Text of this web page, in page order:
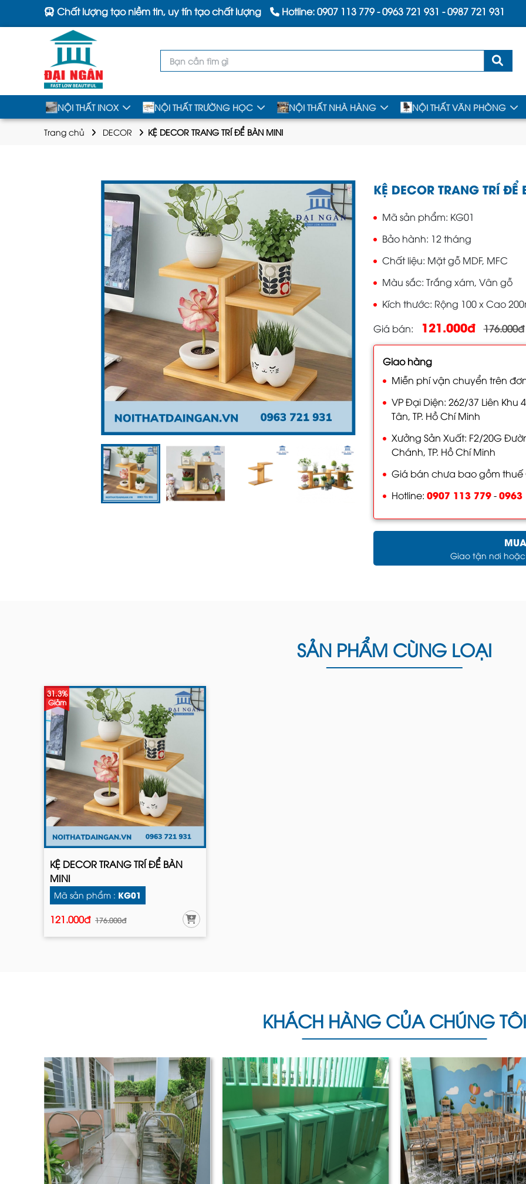
Chất lượng tạo niềm tin, uy tín tạo chất lượng Hotline:0907 113 779-0963 721 931 -0987 721 931
NỘI THẤT INOX NỘI THẤT TRƯỜNG HỌC NỘI THẤT NHÀ HÀNG NỘI THẤT VĂN PHÒNG
Trang chủ DECOR KỆ DECOR TRANG TRÍ ĐỂ BÀN MINI
KỆ DECOR TRANG TRÍ ĐỂ
Mã sản phẩm KG01
Bảo hành 12 tháng
Chất liệu Mặt gỗ MDF, MFC
Màu sắc Trắng xám, Vân gỗ
Kích thước Rộng 100 x Cao
Giá bán
121.000đ 176.000đ
Giao hàng
Miễn phí vận chuyển trên
VP Đại Diện: 262/37 Liên Khu
Tân, TP. Hồ Chí Minh
Xưởng Sản Xuất: F2/20G
Chánh, TP. Hồ Chí Minh
Giá bán chưa bao gồm thuế
Hotline: 0907 113 779-0963
Giao tận nơi
SẢN PHẨM CÙNG LOẠI
31.3%
Giảm
KỆ DECOR TRANG TRÍ ĐỂ BÀN
MINI
Mã sản phẩm : KG01
121.000đ 176.000đ
KHÁCH HÀNG CỦA CHÚNG TÔI